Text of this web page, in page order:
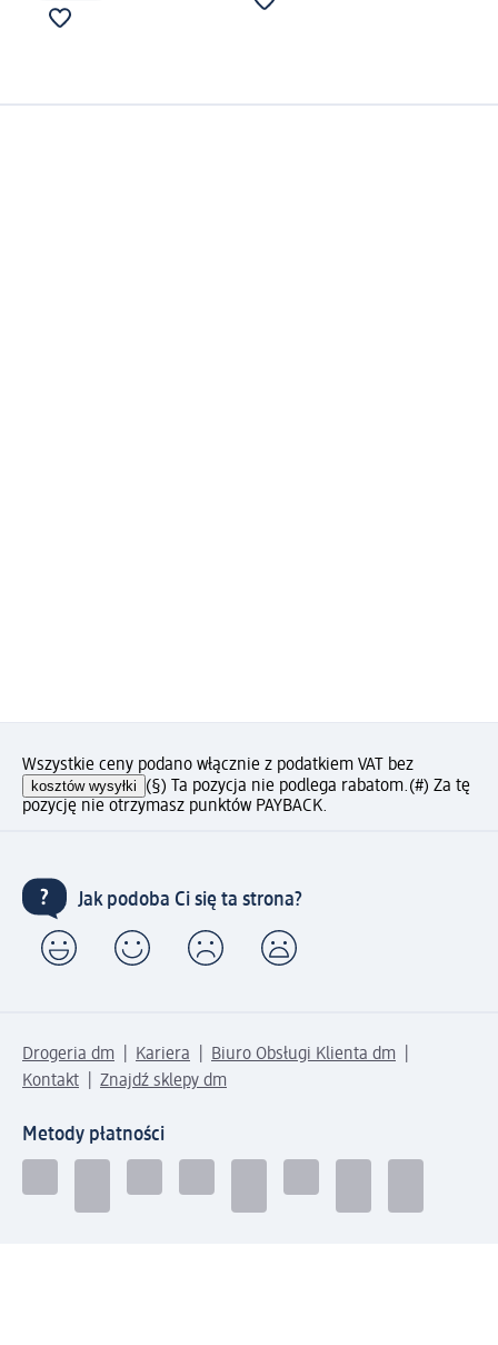
Wszystkie ceny podano włącznie z podatkiem VAT bez
kosztów wysyłki (§) Ta pozycja nie podlega rabatom.(#) Za tę
pozycję nie otrzymasz punktów PAYBACK.
Jak podoba Ci się ta strona?
Drogeria dm Kariera
Biuro Obsługi Klienta dm
Kontakt
Znajdź sklepy dm
Metody płatności